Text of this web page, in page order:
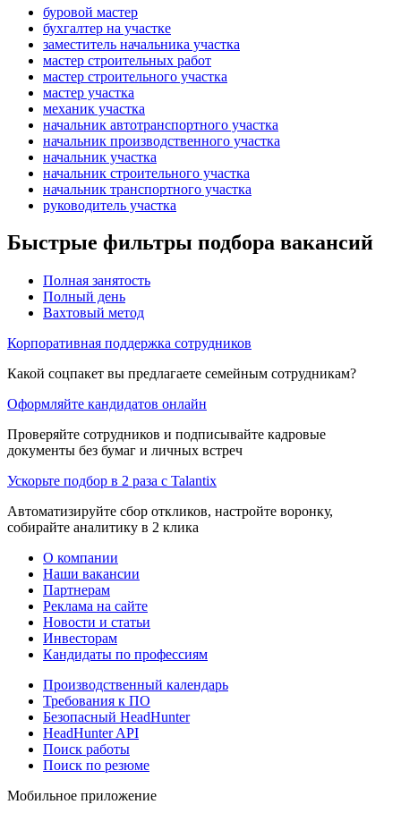
буровой мастер
бухгалтер на участке
заместитель начальника участка
мастер строительных работ
мастер строительного участка
мастер участка
механик участка
начальник автотранспортного участка
начальник производственного участка
начальник участка
начальник строительного участка
начальник транспортного участка
руководитель участка
Быстрые фильтры подбора вакансий
Полная занятость
Полный день
Вахтовый метод
Корпоративная поддержка сотрудников
Какой соцпакет вы предлагаете семейным сотрудникам?
Оформляйте кандидатов онлайн
Проверяйте сотрудников и подписывайте кадровые
документы без бумаг и личных встреч
Ускорьте подбор в 2 раза с Talantix
Автоматизируйте сбор откликов, настройте воронку,
собирайте аналитику в 2 клика
О компании
Наши вакансии
Партнерам
Реклама на сайте
Новости и статьи
Инвесторам
Кандидаты по профессиям
Производственный календарь
Требования к ПО
Безопасный HeadHunter
HeadHunter API
Поиск работы
Поиск по резюме
Мобильное приложение